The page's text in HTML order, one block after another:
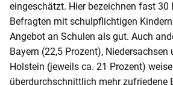
eingeschätzt. Hier bezeichnen fast 30
Befragten mit schulpflichtigen
Angebot an Schulen als gut. Auch
Bayern (22,5 Prozent), Niedersachsen
Holstein (jeweils ca. 21 Prozent)
überdurchschnittlich mehr zufriedene